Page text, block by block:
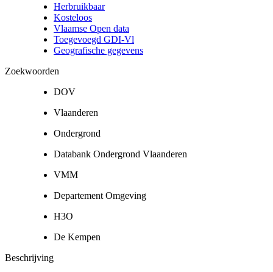
Herbruikbaar
Kosteloos
Vlaamse Open data
Toegevoegd GDI-Vl
Geografische gegevens
Zoekwoorden
DOV
Vlaanderen
Ondergrond
Databank Ondergrond Vlaanderen
VMM
Departement Omgeving
H3O
De Kempen
Beschrijving